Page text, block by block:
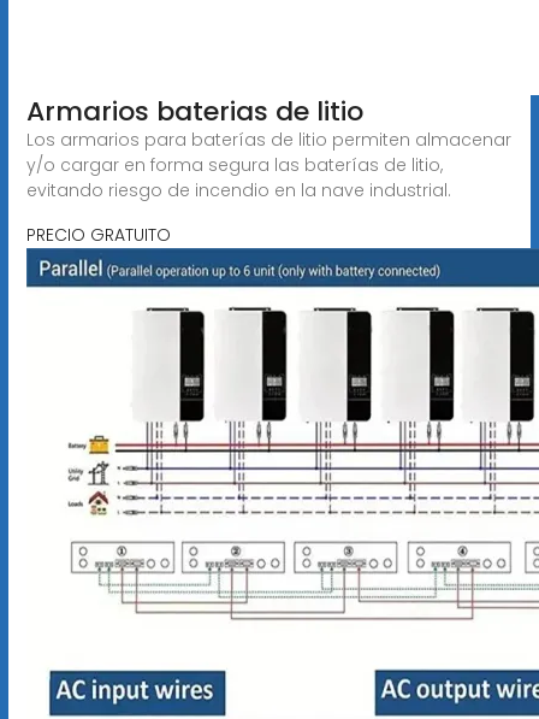
Armarios baterias de litio
Los armarios para baterías de litio permiten almacenar
y/o cargar en forma segura las baterías de litio,
evitando riesgo de incendio en la nave industrial.
PRECIO GRATUITO